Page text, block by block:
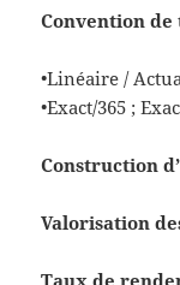
Convention de
•Linéaire /
•Exact/365 ;
Construction
Valorisation